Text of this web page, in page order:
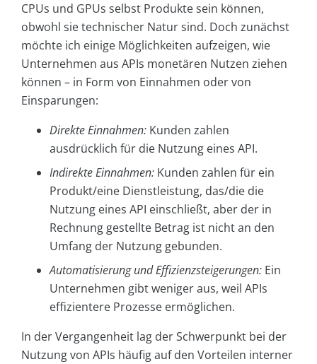
CPUs und GPUs selbst Produkte sein können,
obwohl sie technischer Natur sind. Doch zunächst
möchte ich einige Möglichkeiten aufzeigen, wie
Unternehmen aus APIs monetären Nutzen ziehen
können – in Form von Einnahmen oder von
Einsparungen:
Direkte Einnahmen: Kunden zahlen
ausdrücklich für die Nutzung eines API.
Indirekte Einnahmen: Kunden zahlen für ein
Produkt/eine Dienstleistung, das/die die
Nutzung eines API einschließt, aber der in
Rechnung gestellte Betrag ist nicht an den
Umfang der Nutzung gebunden.
Automatisierung und Effizienzsteigerungen: Ein
Unternehmen gibt weniger aus, weil APIs
effizientere Prozesse ermöglichen.
In der Vergangenheit lag der Schwerpunkt bei der
Nutzung von APIs häufig auf den Vorteilen interner